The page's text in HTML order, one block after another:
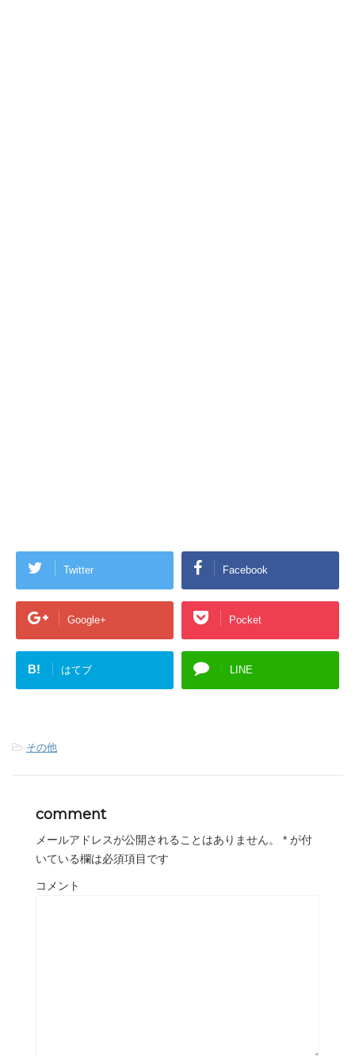
Twitter Facebook
Google+ Pocket
B! はてブ LINE
-その他
comment
メールアドレスが公開されることはありません。 * が付
いている欄は必須項目です
コメント